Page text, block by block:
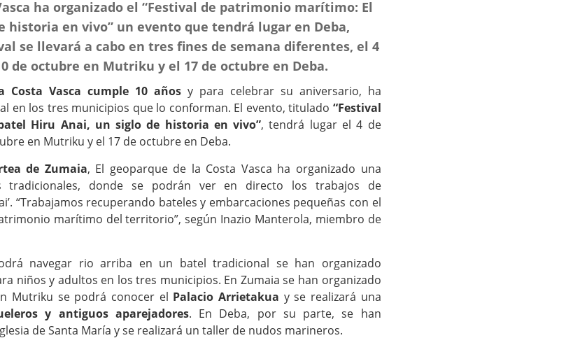
ha organizado el “Festival de patrimonio marítimo: El
historia en vivo” un evento que tendrá lugar en Deba,
se llevará a cabo en tres fines de semana diferentes, el 4
de octubre en Mutriku y el 17 de octubre en Deba.
Costa Vasca cumple 10 añosy para celebrar su aniversario, ha
en los tres municipios que lo conforman. El evento, titulado “Festival
Hiru Anai, un siglo de historia en vivo”, tendrá lugar el 4 de
en Mutriku y el 17 de octubre en Deba.
de Zumaia, El geoparque de la Costa Vasca ha organizado una
tradicionales, donde se podrán ver en directo los trabajos de
“Trabajamos recuperando bateles y embarcaciones pequeñas con el
marítimo del territorio”, según Inazio Manterola, miembro de
navegar rio arriba en un batel tradicional se han organizado
niños y adultos en los tres municipios. En Zumaia se han organizado
Mutriku se podrá conocer el Palacio Arrietakua y se realizará una
y antiguos aparejadores. En Deba, por su parte, se han
de Santa María y se realizará un taller de nudos marineros.